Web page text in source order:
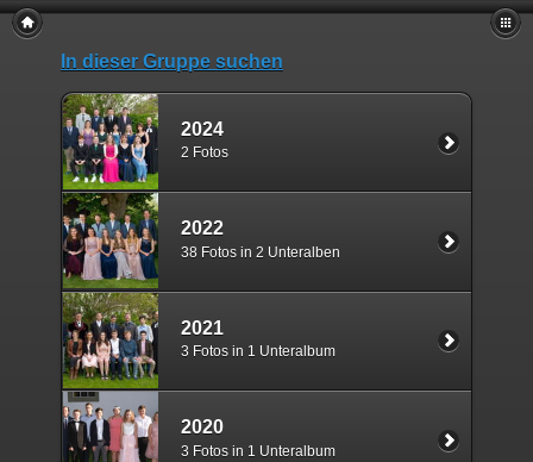
In dieser Gruppe suchen
2024
2 Fotos
2022
38 Fotos in 2 Unteralben
2021
3 Fotos in 1 Unteralbum
2020
3 Fotos in 1 Unteralbum